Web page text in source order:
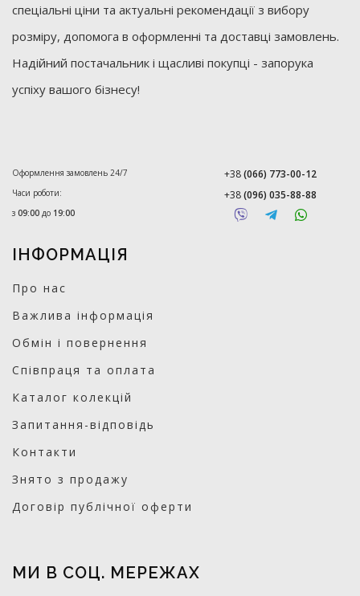
спеціальні ціни та актуальні рекомендації з вибору
розміру, допомога в оформленні та доставці замовлень.
Надійний постачальник і щасливі покупці - запорука
успіху вашого бізнесу!
Оформлення замовлень 24/7
Часи роботи:
з 09:00 до 19:00
+38(066) 773-00-12
+38(096) 035-88-88
ІНФОРМАЦІЯ
Про нас
Важлива інформація
Обмін і повернення
Співпраця та оплата
Каталог колекцій
Запитання-відповідь
Контакти
Знято з продажу
Договір публічної оферти
МИ В СОЦ. МЕРЕЖАХ